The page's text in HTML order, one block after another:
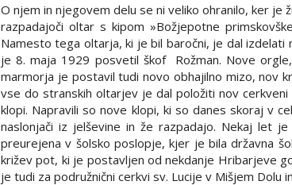
O njem in njegovem delu se ni veliko ohranilo, ker je
razpadajoči oltar s kipom »Božjepotne
Namesto tega oltarja, ki je bil baročni, je dal
je 8. maja 1929 posvetil škof Rožman. Nove
marmorja je postavil tudi novo obhajilno mizo, nov
vse do stranskih oltarjev je dal položiti nov
klopi. Napravili so nove klopi, ki so danes skoraj v
naslonjači iz jelševine in že razpadajo. Nekaj let
preurejena v šolsko poslopje, kjer je bila državna
križev pot, ki je postavljen od nekdanje Hribarjeve
je tudi za podružnični cerkvi sv. Lucije v Mišjem Dolu